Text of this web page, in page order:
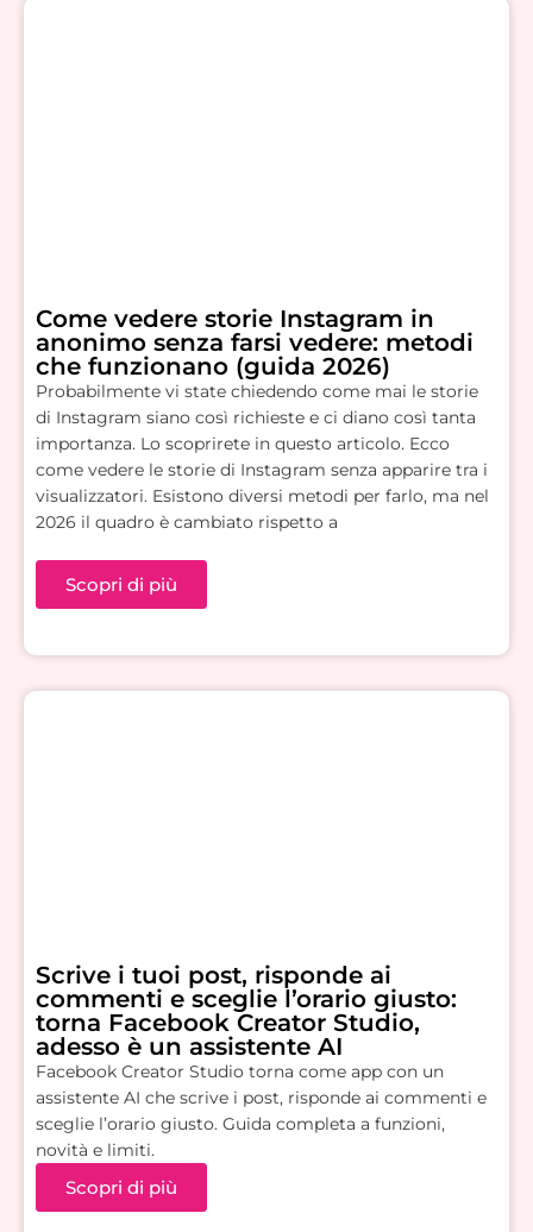
Come vedere storie Instagram in
anonimo senza farsi vedere: metodi
che funzionano (guida 2026)
Probabilmente vi state chiedendo come mai le storie
di Instagram siano così richieste e ci diano così tanta
importanza. Lo scoprirete in questo articolo. Ecco
come vedere le storie di Instagram senza apparire tra i
visualizzatori. Esistono diversi metodi per farlo, ma nel
2026 il quadro è cambiato rispetto a
Scopri di più
Scrive i tuoi post, risponde ai
commenti e sceglie l’orario giusto:
torna Facebook Creator Studio,
adesso è un assistente AI
Facebook Creator Studio torna come app con un
assistente AI che scrive i post, risponde ai commenti e
sceglie l’orario giusto. Guida completa a funzioni,
novità e limiti.
Scopri di più